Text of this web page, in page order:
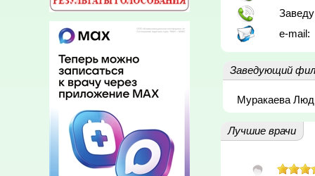
e-mail:
Заведующий
Муракаева
Лучшие врачи